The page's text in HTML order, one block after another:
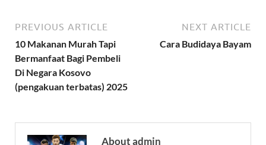
PREVIOUS ARTICLE
10 Makanan Murah Tapi
Bermanfaat Bagi Pembeli
Di Negara Kosovo
(pengakuan terbatas) 2025
NEXT ARTICLE
Cara Budidaya Bayam
About admin